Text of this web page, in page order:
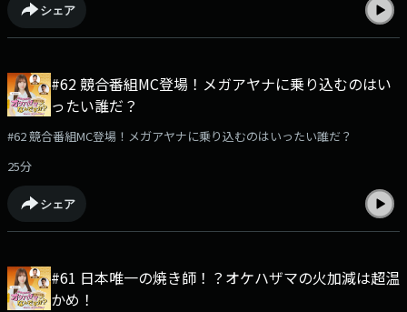
シェア
#62 競合番組MC登場！メガアヤナに乗り込むのはい
ったい誰だ？
#62 競合番組MC登場！メガアヤナに乗り込むのはいったい誰だ？
25分
シェア
#61 日本唯一の焼き師！？オケハザマの火加減は超温
かめ！